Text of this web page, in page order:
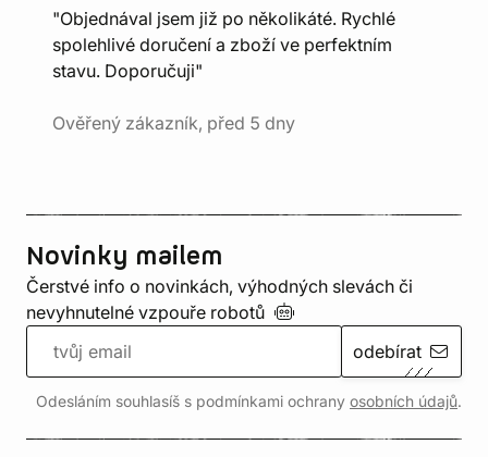
"Objednával jsem již po několikáté. Rychlé
spolehlivé doručení a zboží ve perfektním
stavu. Doporučuji"
Ověřený zákazník, před 5 dny
Novinky mailem
Čerstvé info o novinkách, výhodných slevách či
nevyhnutelné vzpouře robotů
odebírat
Odesláním souhlasíš s podmínkami ochrany osobních údajů.